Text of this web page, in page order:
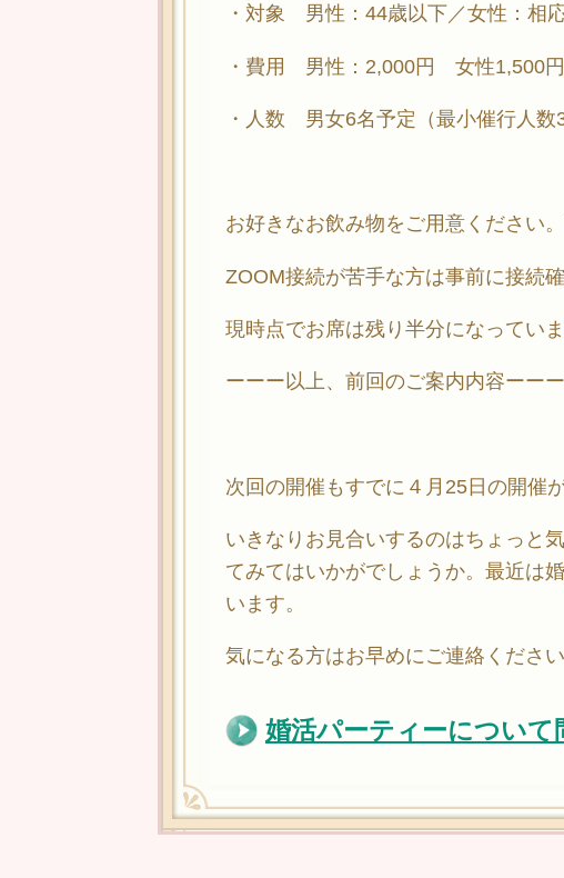
・対象 男性：44歳以下／女性：相
・費用 男性：2,000円 女性1,500円
・人数 男女6名予定（最小催行人数3
お好きなお飲み物をご用意ください
ZOOM接続が苦手な方は事前に接続
現時点でお席は残り半分になってい
ーーー以上、前回のご案内内容ーーー
次回の開催もすでに４月25日の開催
いきなりお見合いするのはちょっと
てみてはいかがでしょうか。最近は
います。
気になる方はお早めにご連絡ください
婚活パーティーについて